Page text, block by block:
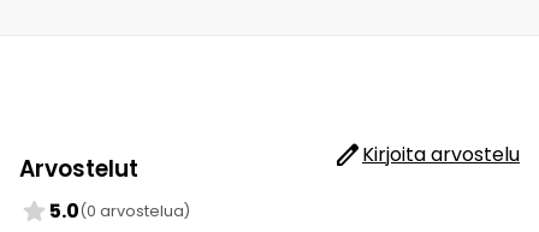
Arvostelut editKirjoita arvostelu
star 5.0(0 arvostelua)